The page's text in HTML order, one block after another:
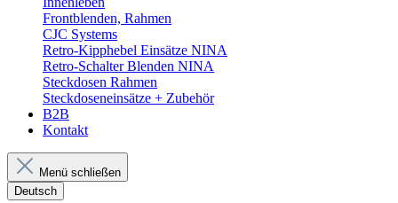
Frontblenden, Rahmen
CJC Systems
Retro-Kipphebel Einsätze NINA
Retro-Schalter Blenden NINA
Steckdosen Rahmen
Steckdoseneinsätze + Zubehör
B2B
Kontakt
Menü schließen
Deutsch